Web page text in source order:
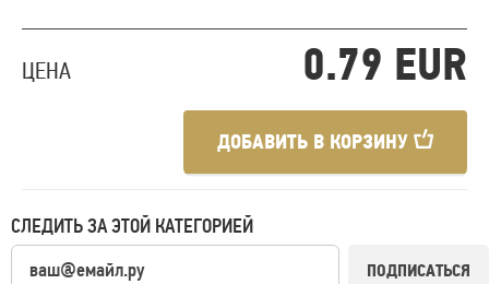
ЦЕНА 0.79 EUR
ДОБАВИТЬ В КОРЗИНУ
СЛЕДИТЬ ЗА ЭТОЙ КАТЕГОРИЕЙ
ПОДПИСАТЬСЯ